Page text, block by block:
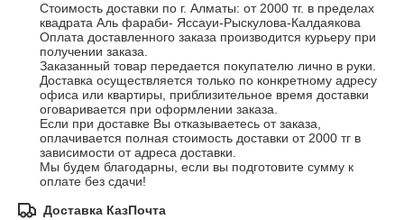
Стоимость доставки по г. Алматы: от 2000 тг. в пределах
квадрата Аль фараби- Яссауи-Рыскулова-Калдаякова
Оплата доставленного заказа производится курьеру при
получении заказа.
Заказанный товар передается покупателю лично в руки.
Доставка осуществляется только по конкретному адресу
офиса или квартиры, приблизительное время доставки
оговаривается при оформлении заказа.
Если при доставке Вы отказываетесь от заказа,
оплачивается полная стоимость доставки от 2000 тг в
зависимости от адреса доставки.
Мы будем благодарны, если вы подготовите сумму к
оплате без сдачи!
Доставка КазПочта